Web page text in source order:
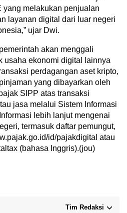
yang melakukan penjualan
layanan digital dari luar negeri
ujar Dwi.
akan menggali
usaha ekonomi digital lainnya
perdagangan aset kripto,
yang dibayarkan oleh
SIPP atas transaksi
jasa melalui Sistem Informasi
lebih lanjut mengenai
termasuk daftar pemungut,
id/pajakdigital atau
(bahasa Inggris).(jou)
Tim Redaksi